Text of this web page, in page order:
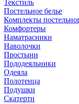
Текстиль
Постельное белье
Комплекты
Комфортеры
Наматрасники
Наволочки
Простыни
Пододеяльники
Одеяла
Полотенца
Подушки
Скатерти